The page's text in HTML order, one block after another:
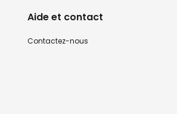
Aide et contact
Contactez-nous